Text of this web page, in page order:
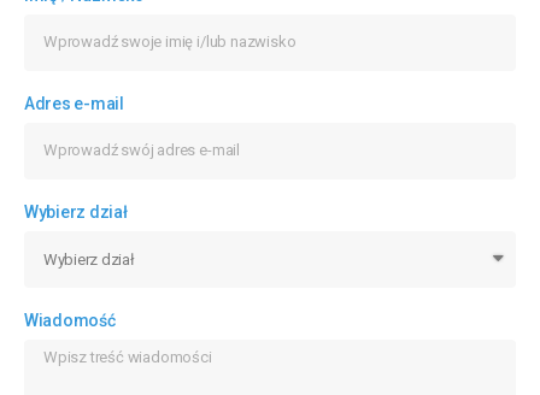
Adres e-mail
Wybierz dział
Wiadomość